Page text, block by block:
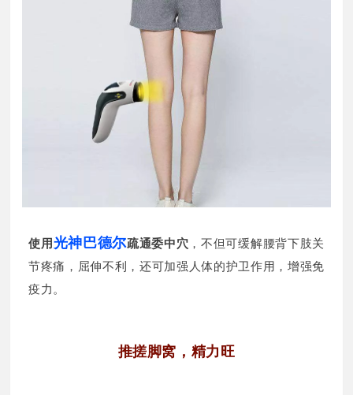
使用光神巴德尔疏通委中穴 ，不但可缓解腰背下肢关
节疼痛，屈伸不利，还可加强人体的护卫作用，增强免
疫力。
推搓脚窝，精力旺